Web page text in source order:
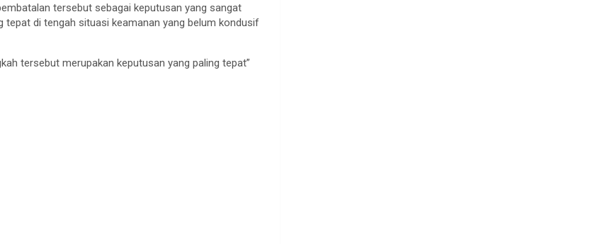
tersebut sebagai keputusan yang sangat
tepat di tengah situasi keamanan yang belum kondusif
tersebut merupakan keputusan yang paling tepat”